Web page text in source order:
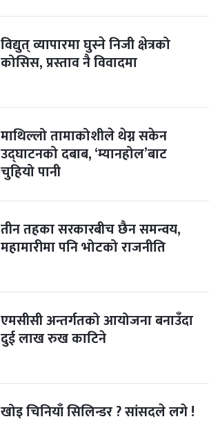
विद्युत् व्यापारमा घुस्ने निजी क्षेत्रको
कोसिस, प्रस्ताव नै विवादमा
माथिल्लो तामाकोशीले थेग्न सकेन
उद्घाटनको दबाब, ‘म्यानहोल’बाट
चुहियो पानी
तीन तहका सरकारबीच छैन समन्वय,
महामारीमा पनि भोटको राजनीति
एमसीसी अन्तर्गतको आयोजना बनाउँदा
दुई लाख रुख काटिने
खोइ चिनियाँ सिलिन्डर ? सांसदले लगे !